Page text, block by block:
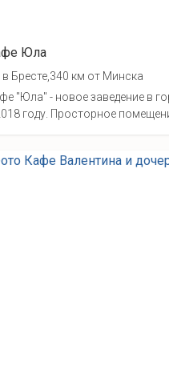
Юла
в Бресте,340 км от Минска
"Юла" - новое заведение в
году. Просторное